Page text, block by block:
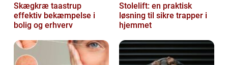
Skægkræ taastrup
effektiv bekæmpelse i
bolig og erhverv
Stolelift: en praktisk
løsning til sikre trapper i
hjemmet